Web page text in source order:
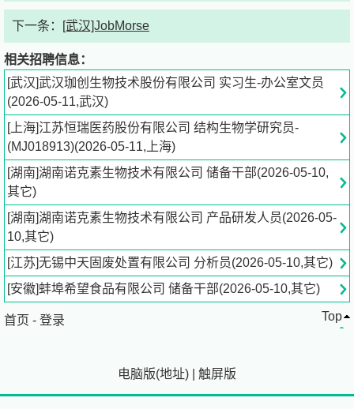
珈创生物历经十余年的运营，秉承优质、高效、透明的核心
服务理念，不断研发沉淀，成功建立了含近100项技术的细
胞质量检测技术体系及***的数据库系统。以此为基础，凭
借自身的专业团队和管理能力，以及良好的行业口碑，至今
已成功累计服务国内外企业800余家，提供数万批次的细胞
及原辅料检测、病毒清除工艺验证服务。
福利待遇:
1、五险一金：为在职员工购买养老、医疗、工伤、生育、
失业等五险和住房公积金。
2、完善的培训体系：内部年度全员培训、入职培训、能力
扩增培训等、公司特色学习平台（药知平台）、外部技能考
证、交流学习等。
3、完善的薪酬体系：我们致力于为员工打造一个公平、有
竞争力的薪酬体系，设置了清晰的岗位职级和晋升通道。
5、健康体检：在职员工定期享受全面健康体检。
6、其他福利：法定特色节假日福利、交通补贴、餐饮补
下一条： [武汉]JobMorse
相关招聘信息：
[武汉]武汉珈创生物技术股份有限公司 实习生-办公室文员
(2026-05-11,武汉)
[上海]江苏恒瑞医药股份有限公司 结构生物学研究员-
(MJ018913)(2026-05-11,上海)
[湖南]湖南诺克素生物技术有限公司 储备干部(2026-05-10,
其它)
[湖南]湖南诺克素生物技术有限公司 产品研发人员(2026-05-
10,其它)
[江苏]无锡中天固废处置有限公司 分析员(2026-05-10,其它)
[安徽]蚌埠希望食品有限公司 储备干部(2026-05-10,其它)
首页 - 登录 Top
电脑版(地址) 触屏版